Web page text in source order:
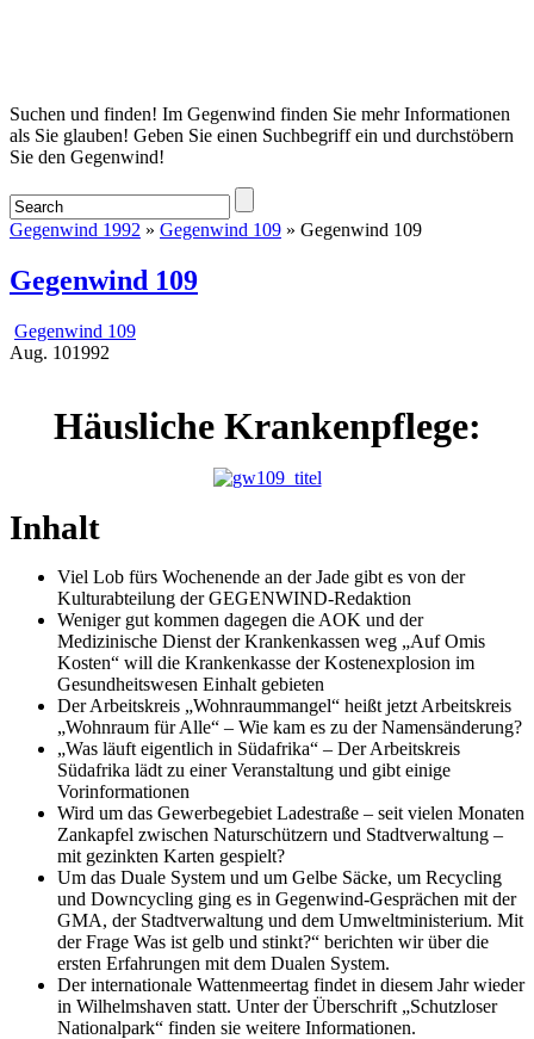
Startseite
Suchen und finden! Im Gegenwind finden Sie mehr Informationen
als Sie glauben! Geben Sie einen Suchbegriff ein und durchstöbern
Sie den Gegenwind!
Gegenwind 1992 » Gegenwind 109 » Gegenwind 109
Gegenwind 109
Gegenwind 109
Aug. 101992
Häusliche Krankenpflege:
Inhalt
Viel Lob fürs Wochenende an der Jade gibt es von der
Kulturabteilung der GEGENWIND-Redaktion
Weniger gut kommen dagegen die AOK und der
Medizinische Dienst der Krankenkassen weg „Auf Omis
Kosten“ will die Krankenkasse der Kostenexplosion im
Gesundheitswesen Einhalt gebieten
Der Arbeitskreis „Wohnraummangel“ heißt jetzt Arbeitskreis
„Wohnraum für Alle“ – Wie kam es zu der Namensänderung?
„Was läuft eigentlich in Südafrika“ – Der Arbeitskreis
Südafrika lädt zu einer Veranstaltung und gibt einige
Vorinformationen
Wird um das Gewerbegebiet Ladestraße – seit vielen Monaten
Zankapfel zwischen Naturschützern und Stadtverwaltung –
mit gezinkten Karten gespielt?
Um das Duale System und um Gelbe Säcke, um Recycling
und Downcycling ging es in Gegenwind-Gesprächen mit der
GMA, der Stadtverwaltung und dem Umweltministerium. Mit
der Frage Was ist gelb und stinkt?“ berichten wir über die
ersten Erfahrungen mit dem Dualen System.
Der internationale Wattenmeertag findet in diesem Jahr wieder
in Wilhelmshaven statt. Unter der Überschrift „Schutzloser
Nationalpark“ finden sie weitere Informationen.